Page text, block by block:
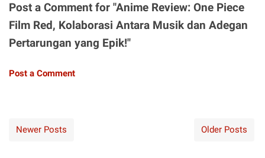
Post a Comment for "Anime Review: One Piece
Film Red, Kolaborasi Antara Musik dan Adegan
Pertarungan yang Epik!"
Post a Comment
Newer Posts Older Posts